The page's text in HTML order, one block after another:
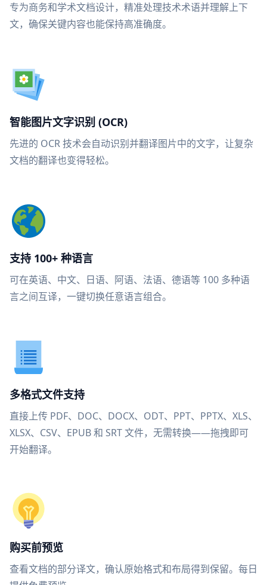
专为商务和学术文档设计，精准处理技术术语并理解上下
文，确保关键内容也能保持高准确度。
智能图片文字识别 (OCR)
先进的 OCR 技术会自动识别并翻译图片中的文字，让复杂
文档的翻译也变得轻松。
支持 100+ 种语言
可在英语、中文、日语、阿语、法语、德语等 100 多种语
言之间互译，一键切换任意语言组合。
多格式文件支持
直接上传 PDF、DOC、DOCX、ODT、PPT、PPTX、XLS、
XLSX、CSV、EPUB 和 SRT 文件，无需转换——拖拽即可
开始翻译。
购买前预览
查看文档的部分译文，确认原始格式和布局得到保留。每日